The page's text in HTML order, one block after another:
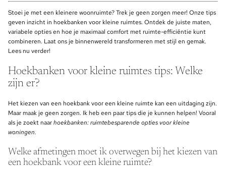
Stoei je met een kleinere woonruimte? Trek je geen zorgen meer! Onze tips
geven inzicht in hoekbanken voor kleine ruimtes. Ontdek de juiste maten,
variabele opties en hoe je maximaal comfort met ruimte-efficiëntie kunt
combineren. Laat ons je binnenwereld transformeren met stijl en gemak.
Lees nu verder!
Hoekbanken voor kleine ruimtes tips: Welke
zijn er?
Het kiezen van een hoekbank voor een kleine ruimte kan een uitdaging zijn.
Maar maak je geen zorgen. Ik heb een paar tips die je kunnen helpen! Vooral
als je zoekt naarhoekbanken: ruimtebesparende opties voor kleine
woningen.
Welke afmetingen moet ik overwegen bij het kiezen van
een hoekbank voor een kleine ruimte?